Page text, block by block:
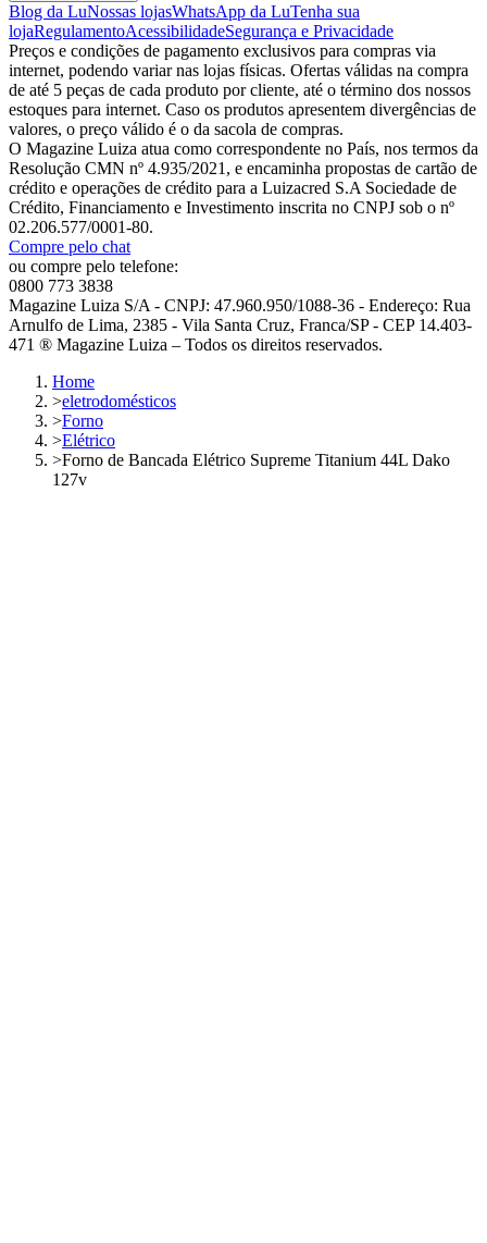
Blog da LuNossas lojasWhatsApp da LuTenha sua
lojaRegulamentoAcessibilidadeSegurança e Privacidade
Preços e condições de pagamento exclusivos para compras via
internet, podendo variar nas lojas físicas. Ofertas válidas na compra
de até 5 peças de cada produto por cliente, até o término dos nossos
estoques para internet. Caso os produtos apresentem divergências de
valores, o preço válido é o da sacola de compras.
O Magazine Luiza atua como correspondente no País, nos termos da
Resolução CMN nº 4.935/2021, e encaminha propostas de cartão de
crédito e operações de crédito para a Luizacred S.A Sociedade de
Crédito, Financiamento e Investimento inscrita no CNPJ sob o nº
02.206.577/0001-80.
Compre pelo chat
ou compre pelo telefone:
0800 773 3838
Magazine Luiza S/A - CNPJ: 47.960.950/1088-36 - Endereço: Rua
Arnulfo de Lima, 2385 - Vila Santa Cruz, Franca/SP - CEP 14.403-
471 ® Magazine Luiza – Todos os direitos reservados.
Home
>eletrodomésticos
>Forno
>Elétrico
>Forno de Bancada Elétrico Supreme Titanium 44L Dako
127v